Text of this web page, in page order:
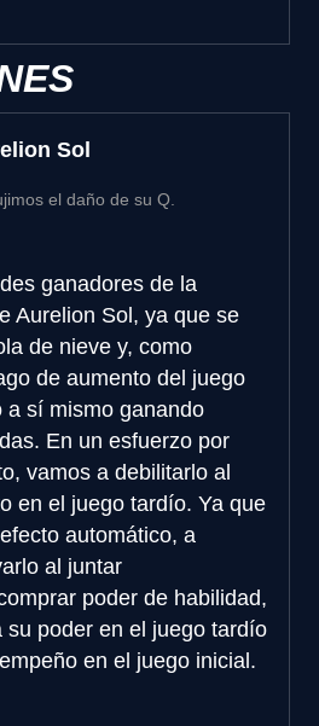
Sol
el daño de su Q.
ganadores de la
Aurelion Sol, ya que se
de nieve y, como
de aumento del juego
a sí mismo ganando
En un esfuerzo por
vamos a debilitarlo al
en el juego tardío. Ya que
automático, a
al juntar
poder de habilidad,
su poder en el juego tardío
en el juego inicial.